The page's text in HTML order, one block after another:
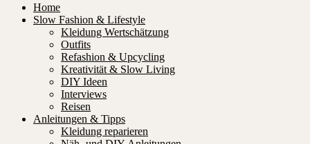
Home
Slow Fashion & Lifestyle
Kleidung Wertschätzung
Outfits
Refashion & Upcycling
Kreativität & Slow Living
DIY Ideen
Interviews
Reisen
Anleitungen & Tipps
Kleidung reparieren